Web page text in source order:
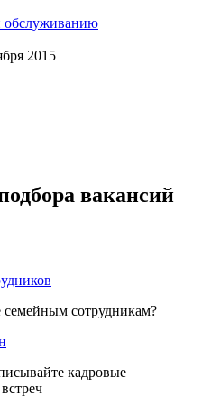
обслуживанию
2015
вакансий
семейным сотрудникам?
кадровые